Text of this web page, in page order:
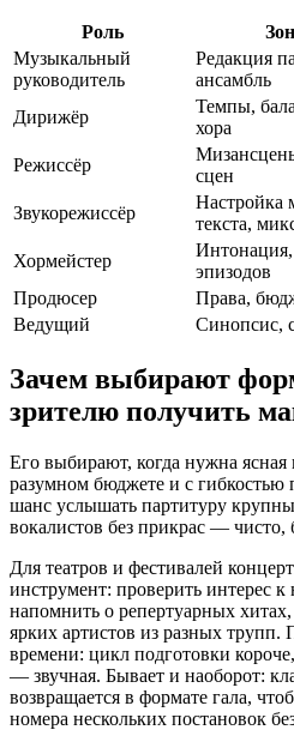
Роль
Музыкальный
руководитель
Редакция
ансамбль
Дирижёр
Темпы,
хора
Режиссёр
сцен
Звукорежиссёр
Настройка
текста,
Хормейстер
эпизодов
Продюсер
Права,
Ведущий
Синопсис,
Зачем выбирают
зрителю получить
Его выбирают, когда нужна
разумном бюджете и с гибкостью
шанс услышать партитуру
вокалистов без прикрас — чисто,
Для театров и фестивалей
инструмент: проверить интерес к
напомнить о репертуарных
ярких артистов из разных
времени: цикл подготовки
— звучная. Бывает и наоборот:
возвращается в формате гала,
номера нескольких постановок